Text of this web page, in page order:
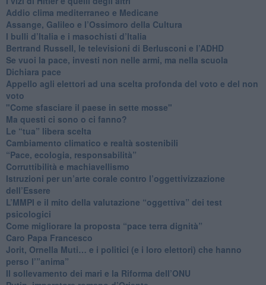
Addio clima mediterraneo e Medicane
​Assange, Galileo e l’Ossimoro della Cultura
​I bulli d’Italia e i masochisti d’Italia
​Bertrand Russell, le televisioni di Berlusconi e l’ADHD
​Se vuoi la pace, investi non nelle armi, ma nella scuola
​Dichiara pace
​Appello agli elettori ad una scelta profonda del voto e del non
voto
"Come sfasciare il paese in sette mosse"
​Ma questi ci sono o ci fanno?
​Le “tua” libera scelta
Cambiamento climatico e realtà sostenibili
“Pace, ecologia, responsabilità”
​Corruttibilità e machiavellismo
Istruzioni per un’arte corale contro l’oggettivizzazione
dell’Essere
​L’MMPI e il mito della valutazione “oggettiva” dei test
psicologici
Come migliorare la proposta “pace terra dignità”
Caro Papa Francesco
​Jorit, Ornella Muti… e i politici (e i loro elettori) che hanno
perso l’”anima”
​Il sollevamento dei mari e la Riforma dell’ONU